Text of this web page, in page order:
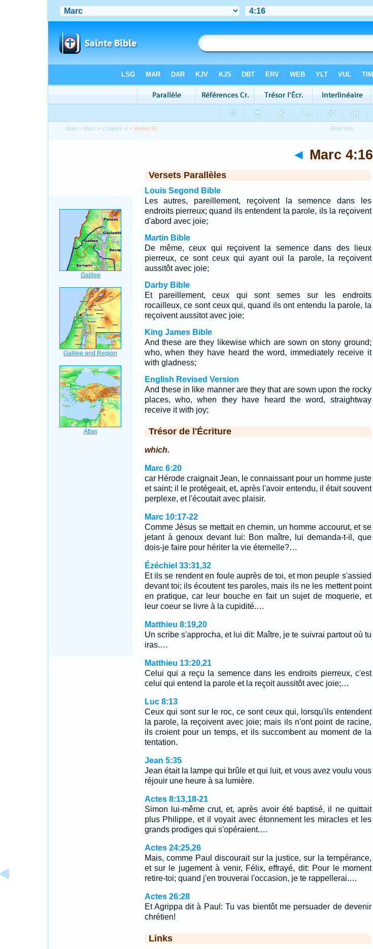
Bible > Marc >Chapitre 4 > Verset 16
◄ Marc 4:16
Versets Parallèles
Louis Segond Bible
Les autres, pareillement, reçoivent la semence dans les
endroits pierreux; quand ils entendent la parole, ils la reçoivent
d'abord avec joie;
Martin Bible
De même, ceux qui reçoivent la semence dans des lieux
pierreux, ce sont ceux qui ayant ouï la parole, la reçoivent
aussitôt avec joie;
Darby Bible
Et pareillement, ceux qui sont semes sur les endroits
rocailleux, ce sont ceux qui, quand ils ont entendu la parole, la
reçoivent aussitot avec joie;
King James Bible
And these are they likewise which are sown on stony ground;
who, when they have heard the word, immediately receive it
with gladness;
English Revised Version
And these in like manner are they that are sown upon the rocky
places, who, when they have heard the word, straightway
receive it with joy;
Trésor de l'Écriture
which.
Marc 6:20
car Hérode craignait Jean, le connaissant pour un homme juste
et saint; il le protégeait, et, après l'avoir entendu, il était souvent
perplexe, et l'écoutait avec plaisir.
Marc 10:17-22
Comme Jésus se mettait en chemin, un homme accourut, et se
jetant à genoux devant lui: Bon maître, lui demanda-t-il, que
dois-je faire pour hériter la vie éternelle?…
Ézéchiel 33:31,32
Et ils se rendent en foule auprès de toi, et mon peuple s'assied
devant toi; ils écoutent tes paroles, mais ils ne les mettent point
en pratique, car leur bouche en fait un sujet de moquerie, et
leur coeur se livre à la cupidité.…
Matthieu 8:19,20
Un scribe s'approcha, et lui dit: Maître, je te suivrai partout où tu
iras.…
Matthieu 13:20,21
Celui qui a reçu la semence dans les endroits pierreux, c'est
celui qui entend la parole et la reçoit aussitôt avec joie;…
Luc 8:13
Ceux qui sont sur le roc, ce sont ceux qui, lorsqu'ils entendent
la parole, la reçoivent avec joie; mais ils n'ont point de racine,
ils croient pour un temps, et ils succombent au moment de la
tentation.
Jean 5:35
Jean était la lampe qui brûle et qui luit, et vous avez voulu vous
réjouir une heure à sa lumière.
Actes 8:13,18-21
Simon lui-même crut, et, après avoir été baptisé, il ne quittait
plus Philippe, et il voyait avec étonnement les miracles et les
grands prodiges qui s'opéraient.…
Actes 24:25,26
Mais, comme Paul discourait sur la justice, sur la tempérance,
et sur le jugement à venir, Félix, effrayé, dit: Pour le moment
retire-toi; quand j'en trouverai l'occasion, je te rappellerai.…
Actes 26:28
Et Agrippa dit à Paul: Tu vas bientôt me persuader de devenir
chrétien!
Links